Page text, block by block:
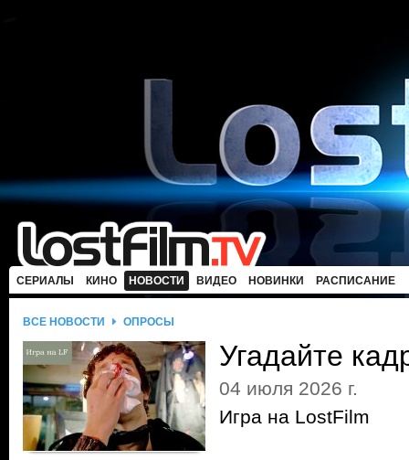
СЕРИАЛЫ КИНО НОВОСТИ ВИДЕО НОВИНКИ РАСПИСАНИЕ
ВСЕ НОВОСТИ ОПРОСЫ
Угадайте
04 июля 2026 г.
Игра на LostFilm